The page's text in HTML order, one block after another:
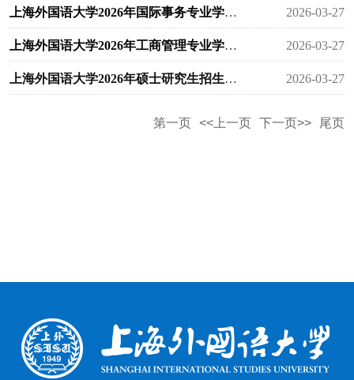
上海外国语大学2026年国际事务专业学位（MIA）硕士研究生招生调... 2026-03-27
上海外国语大学2026年工商管理专业学位（MBA） 硕士研究生招生调... 2026-03-27
上海外国语大学2026年硕士研究生招生调剂工作办法 2026-03-27
第一页 <<上一页 下一页>> 尾页